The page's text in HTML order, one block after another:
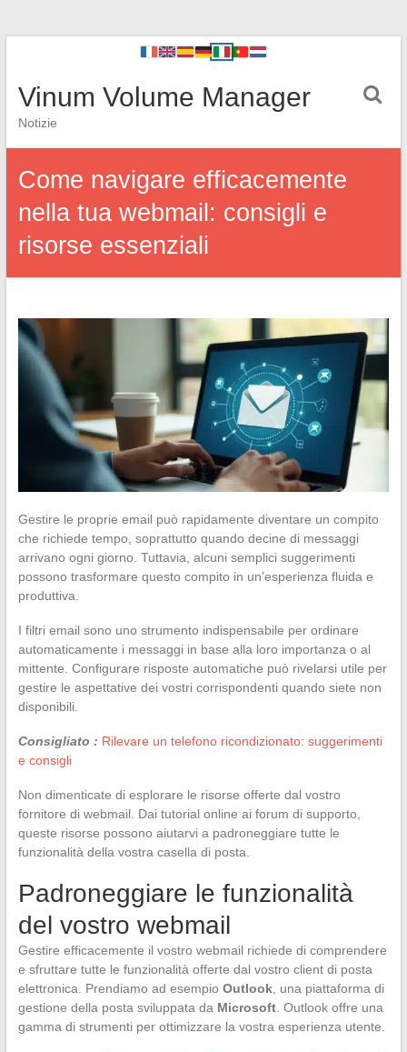
Vinum Volume Manager
Notizie
Come navigare efficacemente
nella tua webmail: consigli e
risorse essenziali
Gestire le proprie email può rapidamente diventare un compito
che richiede tempo, soprattutto quando decine di messaggi
arrivano ogni giorno. Tuttavia, alcuni semplici suggerimenti
possono trasformare questo compito in un’esperienza fluida e
produttiva.
I filtri email sono uno strumento indispensabile per ordinare
automaticamente i messaggi in base alla loro importanza o al
mittente. Configurare risposte automatiche può rivelarsi utile per
gestire le aspettative dei vostri corrispondenti quando siete non
disponibili.
Consigliato : Rilevare un telefono ricondizionato: suggerimenti
e consigli
Non dimenticate di esplorare le risorse offerte dal vostro
fornitore di webmail. Dai tutorial online ai forum di supporto,
queste risorse possono aiutarvi a padroneggiare tutte le
funzionalità della vostra casella di posta.
Padroneggiare le funzionalità
del vostro webmail
Gestire efficacemente il vostro webmail richiede di comprendere
e sfruttare tutte le funzionalità offerte dal vostro client di posta
elettronica. Prendiamo ad esempio Outlook, una piattaforma di
gestione della posta sviluppata da Microsoft. Outlook offre una
gamma di strumenti per ottimizzare la vostra esperienza utente.